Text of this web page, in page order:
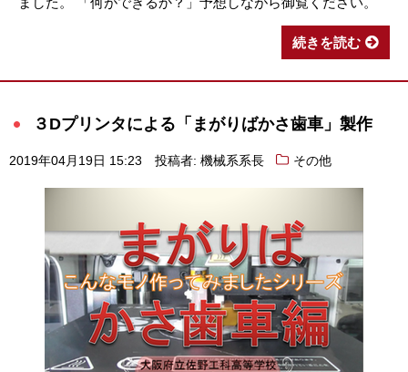
続きを読む
３Dプリンタによる「まがりばかさ歯車」製作
2019年04月19日 15:23 投稿者: 機械系系長 その他